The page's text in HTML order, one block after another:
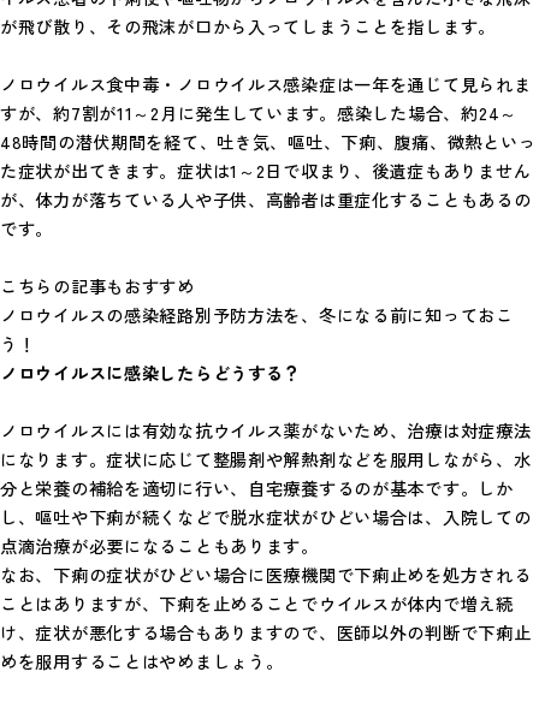
が飛び散り、その飛沫が口から入ってしまうことを指します。
ノロウイルス食中毒・ノロウイルス感染症は一年を通じて見られま
すが、約7割が11～2月に発生しています。感染した場合、約24～
48時間の潜伏期間を経て、吐き気、嘔吐、下痢、腹痛、微熱といっ
た症状が出てきます。症状は1～2日で収まり、後遺症もありません
が、体力が落ちている人や子供、高齢者は重症化することもあるの
です。
こちらの記事もおすすめ
ノロウイルスの感染経路別予防方法を、冬になる前に知っておこ
う！
ノロウイルスに感染したらどうする？
ノロウイルスには有効な抗ウイルス薬がないため、治療は対症療法
になります。症状に応じて整腸剤や解熱剤などを服用しながら、水
分と栄養の補給を適切に行い、自宅療養するのが基本です。しか
し、嘔吐や下痢が続くなどで脱水症状がひどい場合は、入院しての
点滴治療が必要になることもあります。
なお、下痢の症状がひどい場合に医療機関で下痢止めを処方される
ことはありますが、下痢を止めることでウイルスが体内で増え続
け、症状が悪化する場合もありますので、医師以外の判断で下痢止
めを服用することはやめましょう。